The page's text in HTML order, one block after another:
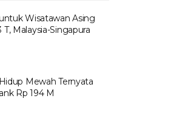
Wisatawan Asing
Malaysia-Singapura
Mewah Ternyata
Rp 194 M